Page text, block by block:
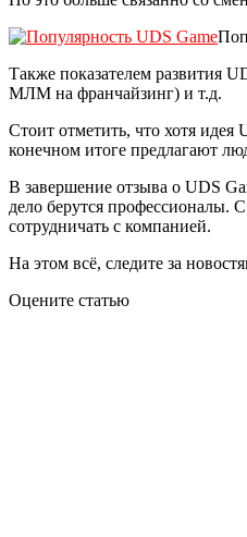
Также показателем развития
МЛМ на франчайзинг) и т.д.
Стоит отметить, что хотя идея
конечном итоге предлагают
В завершение отзыва о UDS
дело берутся профессионалы.
сотрудничать с компанией.
На этом всё, следите за
Оцените статью